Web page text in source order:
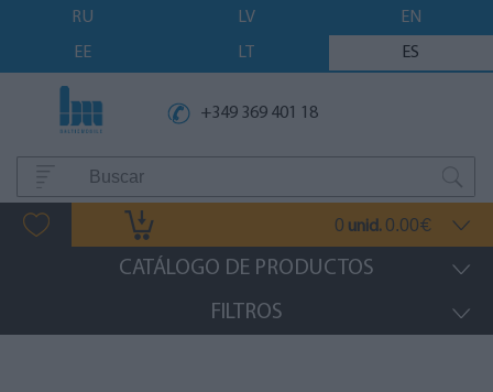
RU LV
EN
EE
LT ES
+349 369 401 18
0 unid. 0.00€
CATÁLOGO DE PRODUCTOS
FILTROS